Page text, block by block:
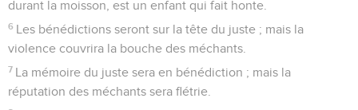
durant la moisson, est un enfant qui fait honte.
6 Les bénédictions seront sur la tête du juste ; mais la
violence couvrira la bouche des méchants.
7 La mémoire du juste sera en bénédiction ; mais la
réputation des méchants sera flétrie.